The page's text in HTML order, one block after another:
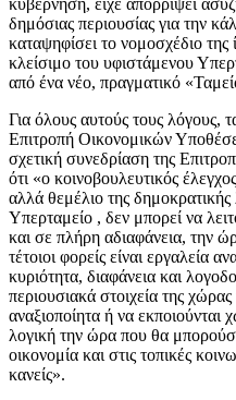
δημόσιας περιουσίας για την
καταψηφίσει το νομοσχέδιο της
κλείσιμο του υφιστάμενου
από ένα νέο, πραγματικό
Για όλους αυτούς τους
Επιτροπή Οικονομικών
σχετική συνεδρίαση της
ότι «ο κοινοβουλευτικός
αλλά θεμέλιο της δημοκρατικής
Υπερταμείο , δεν μπορεί να
και σε πλήρη αδιαφάνεια, την
τέτοιοι φορείς είναι εργαλεία
κυριότητα, διαφάνεια και
περιουσιακά στοιχεία της
αναξιοποίητα ή να εκποιούνται
λογική την ώρα που θα
οικονομία και στις τοπικές
κανείς».